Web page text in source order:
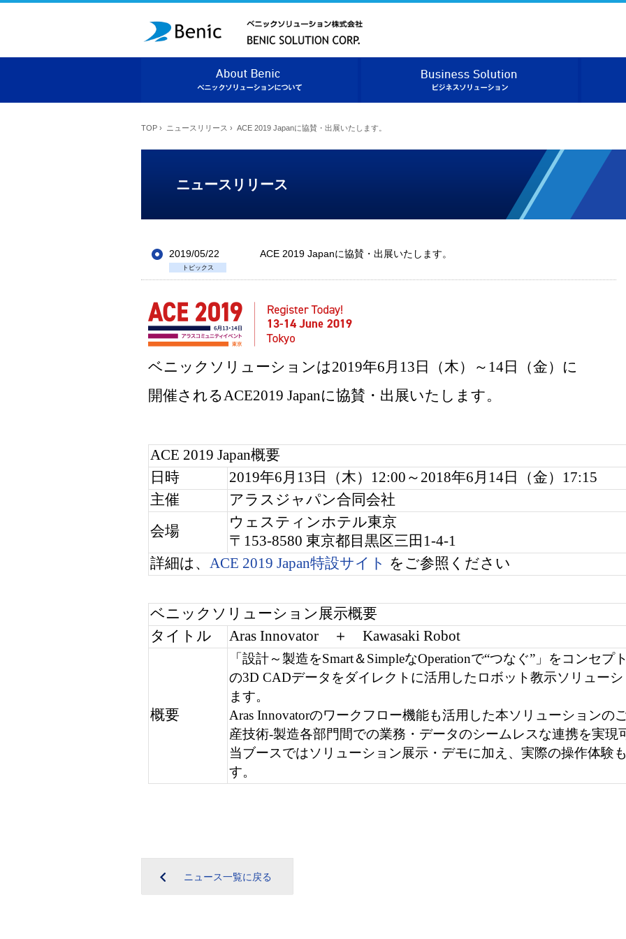
TOP › ニュースリリース › ACE 2019 Japanに協賛・出展いたします。
ニュースリリース
2019/05/22
トピックス
ACE 2019 Japanに協賛・出展いたします。
ベニックソリューションは2019年6月 13 日（木）～ 14日（金）に
開催されるACE2019 Japanに協賛・出展いたします。
ACE 2019 Japan概要
日時
2019年6月 13 日（木） 12:00 ～ 2018年6月 14日（金） 17:15
主催
アラスジャパン合同会社
会場
ウェスティンホテル東京
〒 153-8580 東京都目黒区三田 1-4-1
詳細は、 ACE 2019 Japan特設サイト をご参照ください
ベニックソリューション展示概要
タイトル
Aras Innovator ＋ Kawasaki Robot
概要
「設計～製造をSmart＆SimpleなOperationで“つなぐ”」をコンセプト
の3D CADデータをダイレクトに活用したロボット教示ソリュー
ます。
Aras Innovatorのワークフロー機能も活用した本ソリューションの
産技術-製造各部門間での業務・データのシームレスな連携を実現
当ブースではソリューション展示・デモに加え、実際の操作体験
す。
ニュース一覧に戻る